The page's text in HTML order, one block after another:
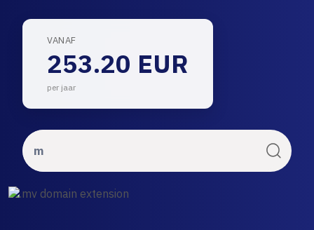
VANAF
253.20 EUR
per jaar